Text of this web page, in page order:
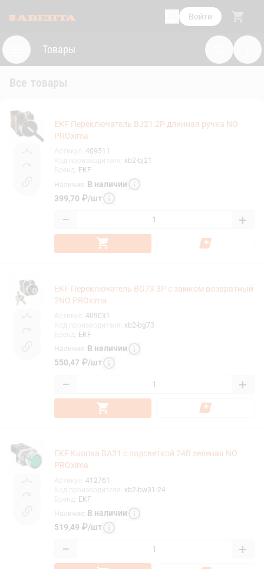
Войти
Товары
Все товары
EKF Переключатель BJ21 2P длинная ручка NO
PROxima
409511
xb2-bj21
EKF
Наличие: В наличии
399,70 ₽/шт
− +
EKF Переключатель BG73 3P с замком возвратный
2NO PROxima
409031
xb2-bg73
EKF
Наличие: В наличии
550,47 ₽/шт
− +
EKF Кнопка BA31 с подсветкой 24В зеленая NO
PROxima
412761
xb2-bw31-24
EKF
Наличие: В наличии
519,49 ₽/шт
− +